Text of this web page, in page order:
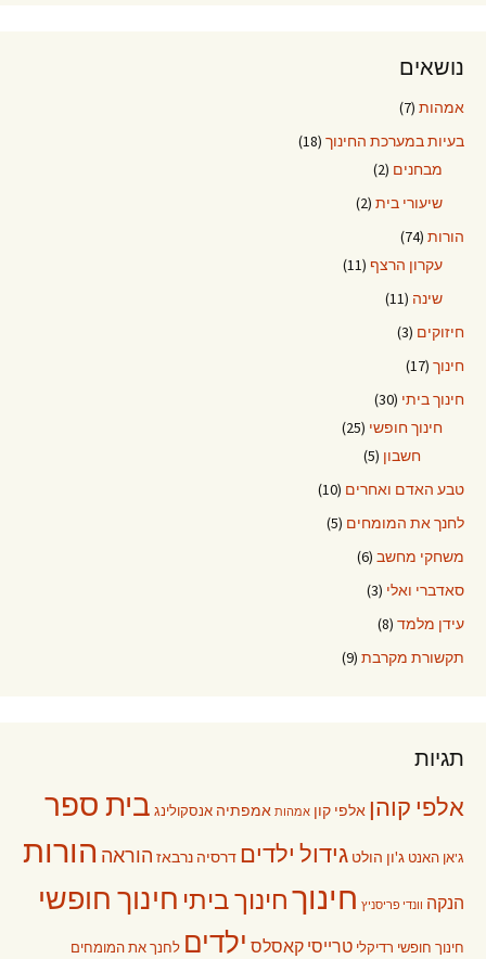
נושאים
אמהות (7)
בעיות במערכת החינוך (18)
מבחנים (2)
שיעורי בית (2)
הורות (74)
עקרון הרצף (11)
שינה (11)
חיזוקים (3)
חינוך (17)
חינוך ביתי (30)
חינוך חופשי (25)
חשבון (5)
טבע האדם ואחרים (10)
לחנך את המומחים (5)
משחקי מחשב (6)
סאדברי ואלי (3)
עידן מלמד (8)
תקשורת מקרבת (9)
תגיות
אלפי קוהן אלפי קון אמהות אמפתיה אנסקולינג בית ספר
ג'אן האנט ג'ון הולט גידול ילדים דרסיה נרבאז הוראה הורות
הנקה וונדי פריסניץ חינוךחינוך ביתי חינוך חופשי
חינוך חופשי רדיקלי טרייסי קאסלס ילדים לחנך את המומחים